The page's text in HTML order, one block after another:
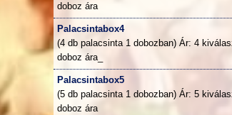
doboz ára
Palacsintabox4
(4 db palacsinta 1 dobozban) Ár: 4
doboz ára_
Palacsintabox5
(5 db palacsinta 1 dobozban) Ár: 5
doboz ára